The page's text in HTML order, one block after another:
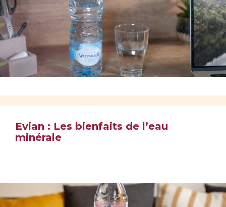
Evian : Les bienfaits de l’eau
minérale